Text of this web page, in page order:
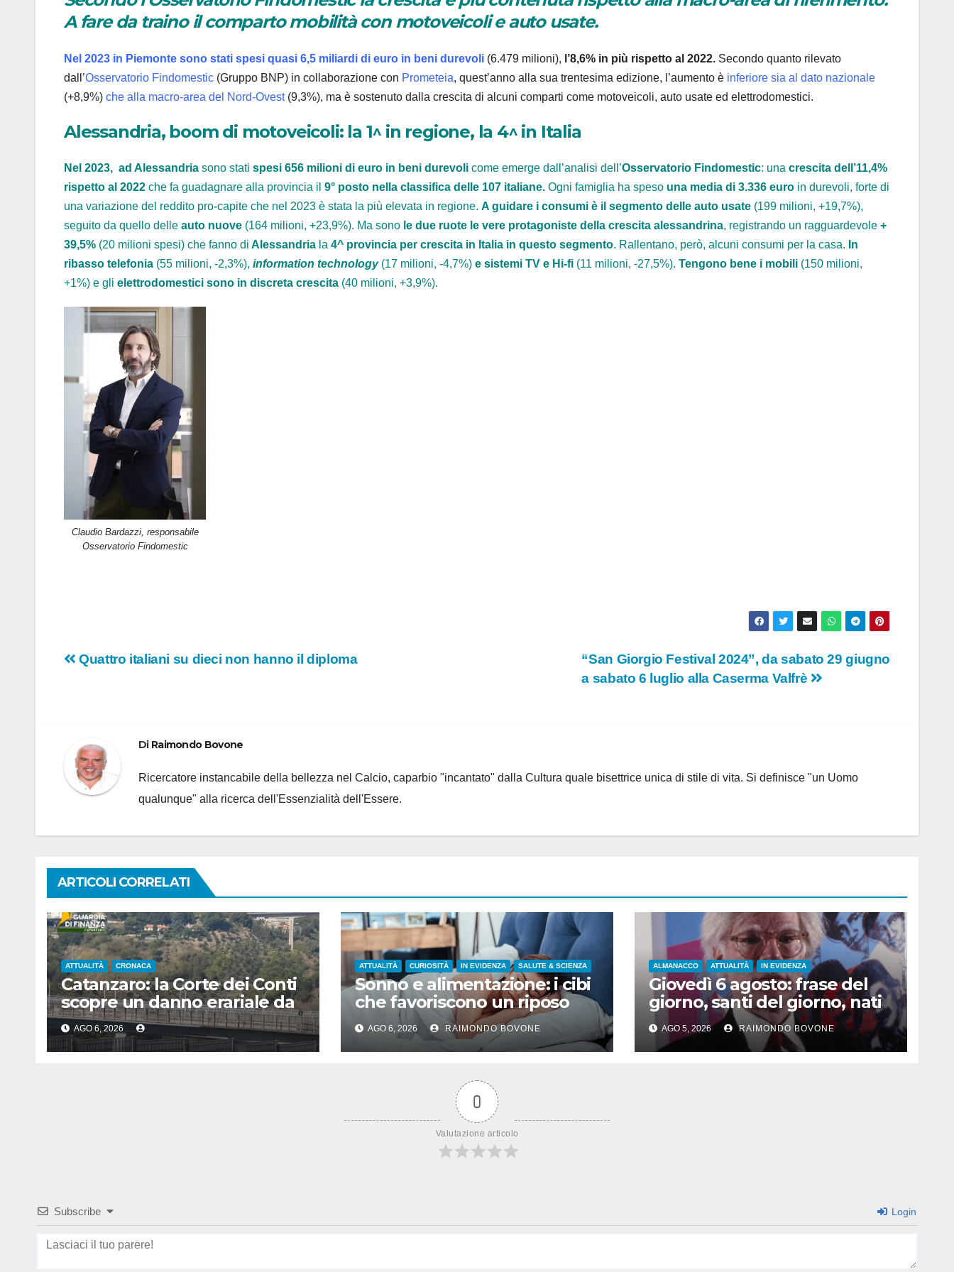
A fare da traino il comparto mobilità con motoveicoli e auto usate.
Nel 2023 in Piemonte sono stati spesi quasi 6,5 miliardi di euro in beni durevoli (6.479 milioni), l’8,6% in più rispetto al 2022. Secondo quanto rilevato
dall’Osservatorio Findomestic (Gruppo BNP) in collaborazione con Prometeia, quest’anno alla sua trentesima edizione, l’aumento è inferiore sia al dato nazionale
(+8,9%) che alla macro-area del Nord-Ovest(9,3%), ma è sostenuto dalla crescita di alcuni comparti come motoveicoli, auto usate ed elettrodomestici.
Alessandria, boom di motoveicoli: la 1^ in regione, la 4^ in Italia
Nel 2023, ad Alessandria sono stati spesi 656 milioni di euro in beni durevoli come emerge dall’analisi dell’Osservatorio Findomestic: una crescita dell’11,4%
rispetto al 2022 che fa guadagnare alla provincia il 9° posto nella classifica delle 107 italiane. Ogni famiglia ha speso una media di 3.336 euro in durevoli, forte di
una variazione del reddito pro-capite che nel 2023 è stata la più elevata in regione. A guidare i consumi è il segmento delle auto usate (199 milioni, +19,7%),
seguito da quello delle auto nuove (164 milioni, +23,9%). Ma sono le due ruote le vere protagoniste della crescita alessandrina, registrando un ragguardevole +
39,5% (20 milioni spesi) che fanno di Alessandria la 4^ provincia per crescita in Italia in questo segmento. Rallentano, però, alcuni consumi per la casa. In
ribasso telefonia (55 milioni, -2,3%), information technology (17 milioni, -4,7%) e sistemi TV e Hi-fi (11 milioni, -27,5%). Tengono bene i mobili (150 milioni,
+1%) e gli elettrodomestici sono in discreta crescita (40 milioni, +3,9%).
Claudio Bardazzi, responsabile
Osservatorio Findomestic
Navigazione
“San Giorgio Festival 2024”, da sabato 29 giugno
a sabato 6 luglio alla Caserma Valfrè
Quattro italiani su dieci non hanno il diploma
Di Raimondo Bovone
Ricercatore instancabile della bellezza nel Calcio, caparbio "incantato" dalla Cultura quale bisettrice unica di stile di vita. Si definisce "un Uomo
qualunque" alla ricerca dell'Essenzialità dell'Essere.
ARTICOLI CORRELATI
ATTUALITÀ CRONACA
Catanzaro: la Corte dei Conti
scopre un danno erariale da
600.000 euro sui depuratori
AGO 6, 2026
ATTUALITÀ CURIOSITÀ IN EVIDENZA SALUTE & SCIENZA
Sonno e alimentazione: i cibi
che favoriscono un riposo
naturale
AGO 6, 2026 RAIMONDO BOVONE
ALMANACCO ATTUALITÀ IN EVIDENZA
Giovedì 6 agosto: frase del
giorno, santi del giorno, nati
famosi, accadde oggi
AGO 5, 2026 RAIMONDO BOVONE
0
Valutazione articolo
Subscribe Login